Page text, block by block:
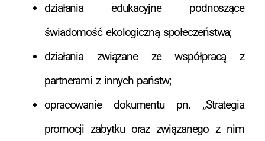
działania edukacyjne podnoszące
świadomość ekologiczną społeczeństwa;
działania związane ze współpracą z
partnerami z innych państw;
opracowanie dokumentu pn. „Strategia
promocji zabytku oraz związanego z nim